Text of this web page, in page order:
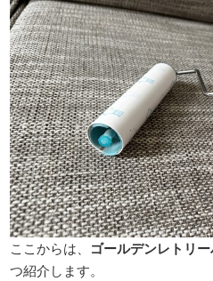
ここからは、 ゴールデンレトリ
つ紹介します。